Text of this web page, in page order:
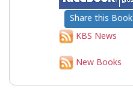
Share this Book
KBS News
New Books